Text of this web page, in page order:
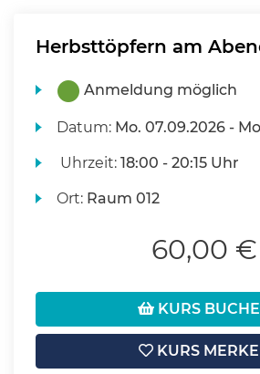
Herbsttöpfern am
Anmeldung möglich
Datum: Mo. 07.09.2026 -
Uhrzeit:18:00 - 20:15 Uhr
Ort: Raum 012
60,00 €
KURS
KURS